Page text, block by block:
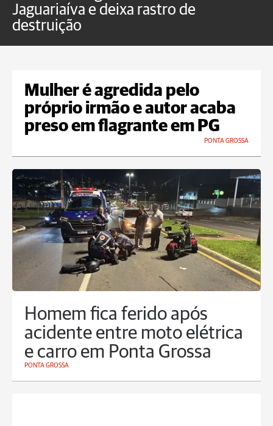
Jaguariaíva e deixa rastro de
destruição
Mulher é agredida pelo
próprio irmão e autor acaba
preso em flagrante em PG
PONTA GROSSA
Homem fica ferido após
acidente entre moto elétrica
e carro em Ponta Grossa
PONTA GROSSA